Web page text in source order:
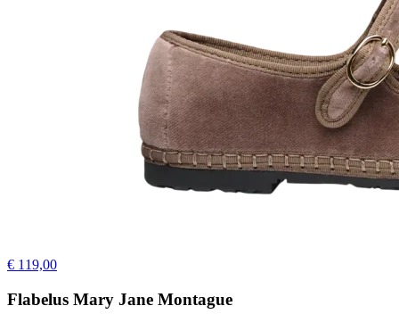
€ 119,00
Flabelus Mary Jane Montague